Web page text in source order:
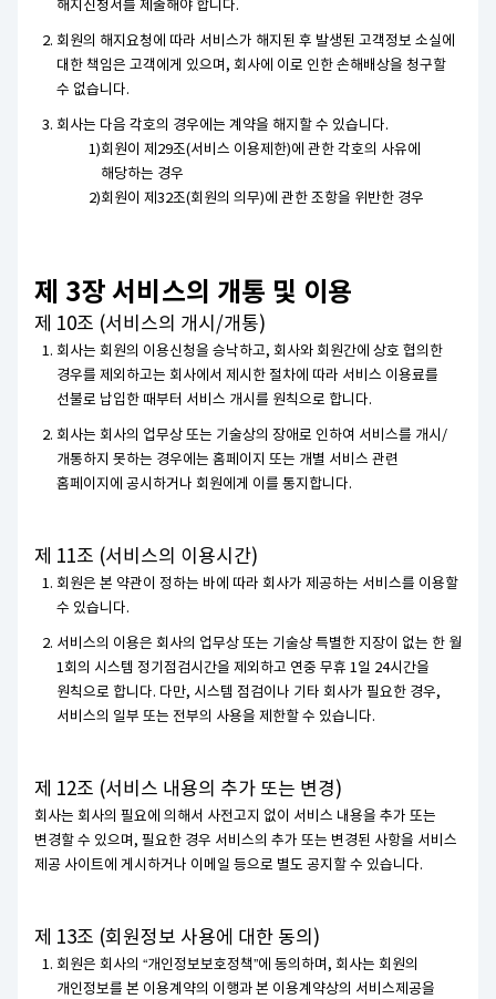
해지신청서를 제출해야 합니다.
회원의 해지요청에 따라 서비스가 해지된 후 발생된 고객정보 소실에
대한 책임은 고객에게 있으며, 회사에 이로 인한 손해배상을 청구할
수 없습니다.
회사는 다음 각호의 경우에는 계약을 해지할 수 있습니다.
회원이 제29조(서비스 이용제한)에 관한 각호의 사유에
해당하는 경우
회원이 제32조(회원의 의무)에 관한 조항을 위반한 경우
제 3장 서비스의 개통 및 이용
제 10조 (서비스의 개시/개통)
회사는 회원의 이용신청을 승낙하고, 회사와 회원간에 상호 협의한
경우를 제외하고는 회사에서 제시한 절차에 따라 서비스 이용료를
선불로 납입한 때부터 서비스 개시를 원칙으로 합니다.
회사는 회사의 업무상 또는 기술상의 장애로 인하여 서비스를 개시/
개통하지 못하는 경우에는 홈페이지 또는 개별 서비스 관련
홈페이지에 공시하거나 회원에게 이를 통지합니다.
제 11조 (서비스의 이용시간)
회원은 본 약관이 정하는 바에 따라 회사가 제공하는 서비스를 이용할
수 있습니다.
서비스의 이용은 회사의 업무상 또는 기술상 특별한 지장이 없는 한 월
1회의 시스템 정기점검시간을 제외하고 연중 무휴 1일 24시간을
원칙으로 합니다. 다만, 시스템 점검이나 기타 회사가 필요한 경우,
서비스의 일부 또는 전부의 사용을 제한할 수 있습니다.
제 12조 (서비스 내용의 추가 또는 변경)
회사는 회사의 필요에 의해서 사전고지 없이 서비스 내용을 추가 또는
변경할 수 있으며, 필요한 경우 서비스의 추가 또는 변경된 사항을 서비스
제공 사이트에 게시하거나 이메일 등으로 별도 공지할 수 있습니다.
제 13조 (회원정보 사용에 대한 동의)
회원은 회사의 “개인정보보호정책”에 동의하며, 회사는 회원의
개인정보를 본 이용계약의 이행과 본 이용계약상의 서비스제공을